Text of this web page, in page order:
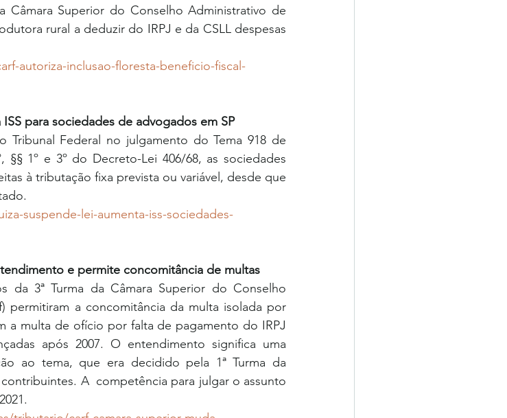
Câmara Superior do Conselho Administrativo de
rural a deduzir do IRPJ e da CSLL despesas
autoriza-inclusao-floresta-beneficio-fiscal-
para sociedades de advogados em SP
Tribunal Federal no julgamento do Tema 918 de
1º e 3º do Decreto-Lei 406/68, as sociedades
à tributação fixa prevista ou variável, desde que
suspende-lei-aumenta-iss-sociedades-
e permite concomitância de multas
da 3ª Turma da Câmara Superior do Conselho
permitiram a concomitância da multa isolada por
a multa de ofício por falta de pagamento do IRPJ
após 2007. O entendimento significa uma
ao tema, que era decidido pela 1ª Turma da
A  competência para julgar o assunto